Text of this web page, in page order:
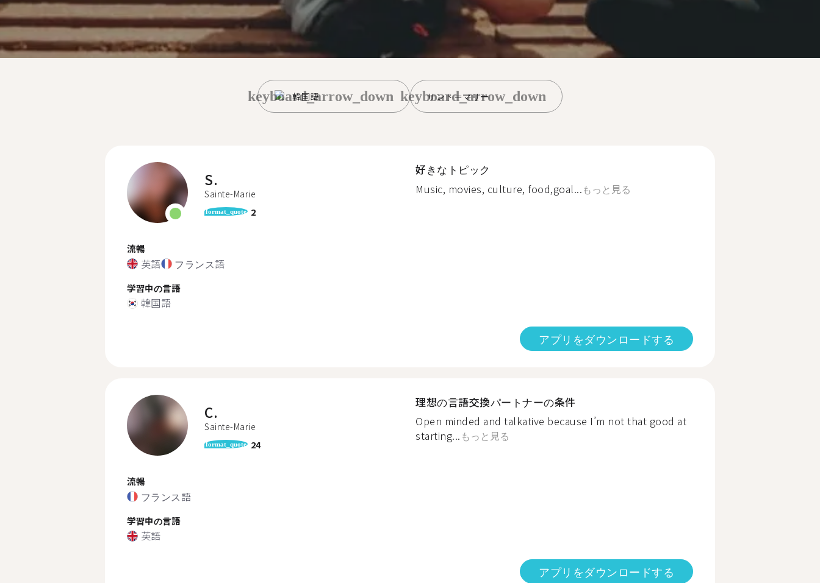
韓国語
keyboard_arrow_down サント＝マリー
keyboard_arrow_down
S.
Sainte-Marie
format_quote 2
流暢
英語 フランス語
学習中の言語
韓国語
好きなトピック
Music, movies, culture, food,goal...もっと見る
アプリをダウンロードする
C.
Sainte-Marie
format_quote 24
流暢
フランス語
学習中の言語
英語
理想の言語交換パートナーの条件
Open minded and talkative because I’m not that good at
starting... もっと見る
アプリをダウンロードする